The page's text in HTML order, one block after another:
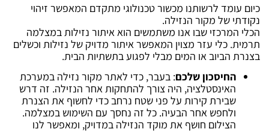
כיום עומד לרשותנו מכשור טכנולוגי מתקדם המאפשר זיהוי
נקודתי של מקור הנזילה.
הכלי המרכזי שבו אנו משתמשים הוא איתור נזילות במצלמה
תרמית. כלי עזר מצוין המאפשר איתור מדויק של נזילות וכשלים
בצנרת הביוב או המים מבלי לפגוע בתשתיות הבית.
החיסכון שלכם: בעבר, כדי לאתר מקור נזילה במערכת
האינסטלציה, היה צורך להתחקות אחר הנזילה. זה דרש
שבירת קירות על פני שטח נרחב כדי לחשוף את הצנרת
ולחפש אחר הבעיה. כל זה נחסך עם השימוש במצלמה.
הצילום חושף את מוקד הנזילה במדויק, ומאפשר לנו